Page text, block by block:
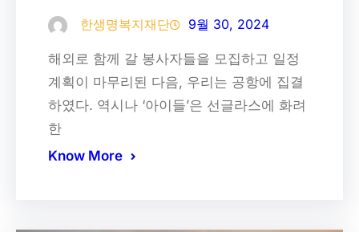
한생명복지재단 9월 30, 2024
해외로 함께 갈 봉사자들을 모집하고 일정
계획이 마무리된 다음, 우리는 공항에 집결
하였다. 역시나 ‘아이들’은 선글라스에 화려
한
Know More